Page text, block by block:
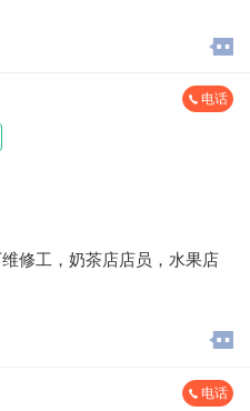
电话
修工，奶茶店店员，水果店
电话